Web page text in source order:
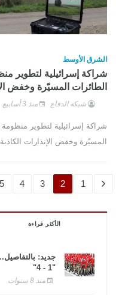
الشرق الأوسط
الطائرات المسيّرة وخفض
شبكة الدفاع منذ 3 أسابيع
المسيّرة وخفض الإنذارات الكاذبة
1
2
3
4
5
الأكثر قراءة
جديد: بالتفاصيل..
"1 - 4"
منذ 8 سنوات